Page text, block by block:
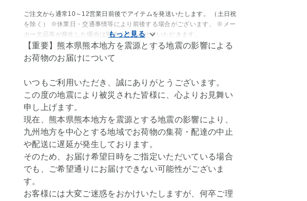
ご注文から通常10～12営業日前後でアイテムを発送いたします。 （土日祝
を除く） ※休業日・交通事情等により前後する場合がございます。 ※メー
カー欠品等が発生した場合は別途ご連絡させていただきます。
【重要】熊本県熊本地方を震源とする地震の影響による
お荷物のお届けについて
いつもご利用いただき、誠にありがとうございます。
この度の地震により被災された皆様に、心よりお見舞い
申し上げます。
現在、熊本県熊本地方を震源とする地震の影響により、
九州地方を中心とする地域でお荷物の集荷・配達の中止
や配送に遅延が発生しております。
そのため、お届け希望日時をご指定いただいている場合
でも、ご希望通りにお届けできない可能性がございま
す。
お客様には大変ご迷惑をおかけいたしますが、何卒ご理